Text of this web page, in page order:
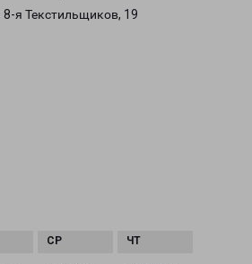
я Текстильщиков, 19